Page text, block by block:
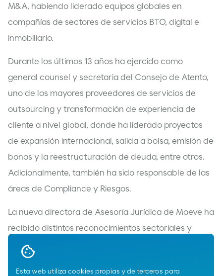
Esta web utiliza cookies propias y de terceros para
M&A, habiendo liderado equipos globales en
compañías de sectores de servicios BTO, digital e
inmobiliario.
Durante los últimos 13 años ha ejercido como
general counsel y secretaria del Consejo de Atento,
uno de los mayores proveedores de servicios de
outsourcing y transformación de experiencia de
cliente a nivel global, donde ha liderado proyectos
de expansión internacional, salida a bolsa, emisión de
bonos y la reestructuración de deuda, entre otros.
Adicionalmente, también ha sido responsable de las
áreas de Compliance y Riesgos.
La nueva directora de Asesoría Jurídica de Moeve ha
recibido distintos reconocimientos sectoriales y
cuenta con una amplia experiencia y conocimiento
del ámbito legal y regulatorio.